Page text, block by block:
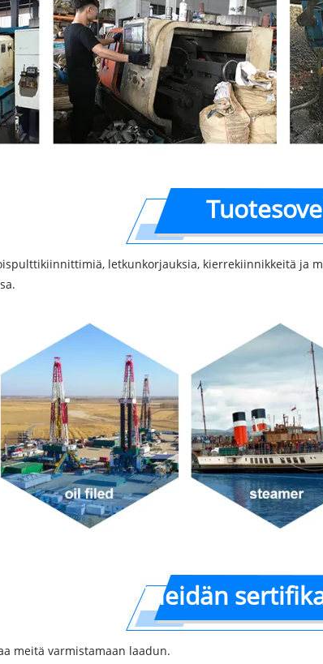
letkunkorjauksia, kierrekiinnikkeitä ja
Meidän
meitä varmistamaan laadun.